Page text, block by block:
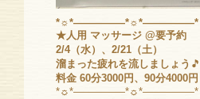
★人用 マッサージ @要予約
2/4（水）、2/21（土）
溜まった疲れを流しましょう 🎵
料金 60分3000円、90分4000円